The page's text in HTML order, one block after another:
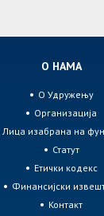
О НАМА
О Удружењу
Организација
Лица изабрана на
Статут
Етички кодекс
Финансијски
Контакт